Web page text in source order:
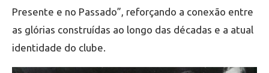
Presente e no Passado”, reforçando a conexão entre
as glórias construídas ao longo das décadas e a atual
identidade do clube.